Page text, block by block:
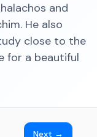
and
He also
close to the
for a beautiful
Next →